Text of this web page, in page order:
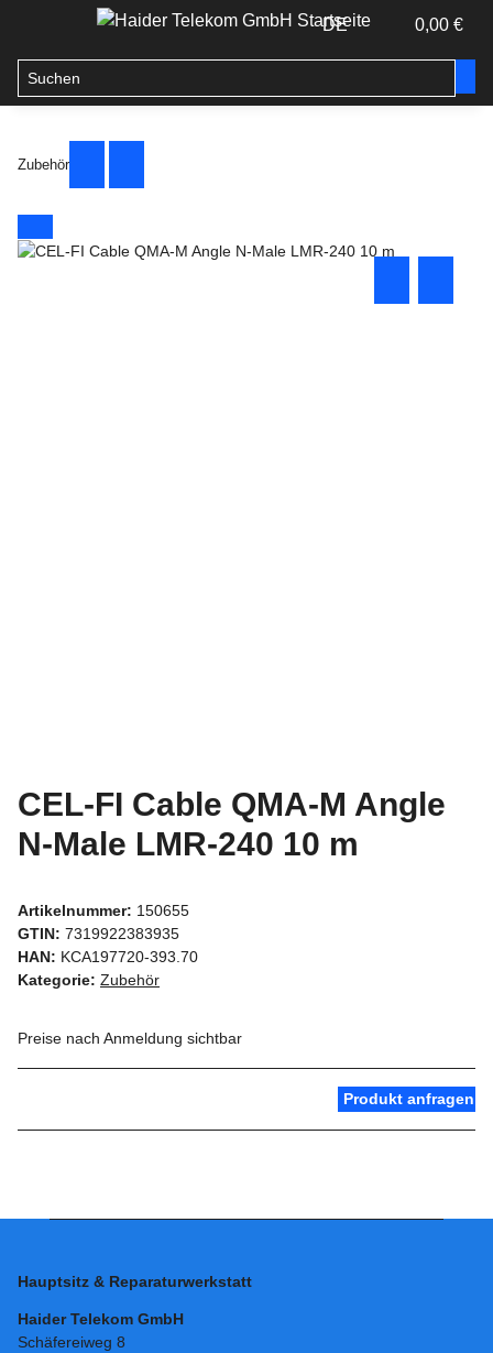
DE 0,00 €
Zubehör
CEL-FI Cable QMA-M Angle
N-Male LMR-240 10 m
Artikelnummer: 150655
GTIN: 7319922383935
HAN: KCA197720-393.70
Kategorie: Zubehör
Preise nach Anmeldung sichtbar
Produkt anfragen
Hauptsitz & Reparaturwerkstatt
Haider Telekom GmbH
Schäfereiweg 8